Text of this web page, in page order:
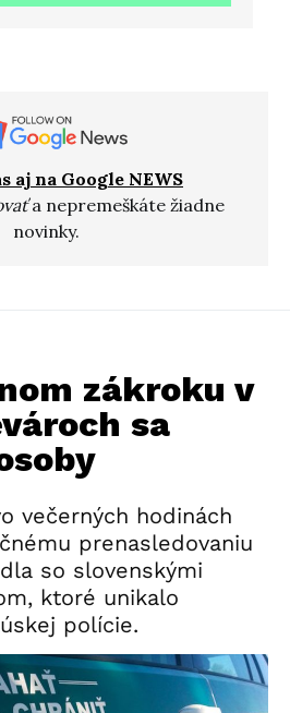
aj na Google NEWS
a nepremeškáte žiadne
novinky.
zákroku v
sa
večerných hodinách
prenasledovaniu
so slovenskými
ktoré unikalo
polície.